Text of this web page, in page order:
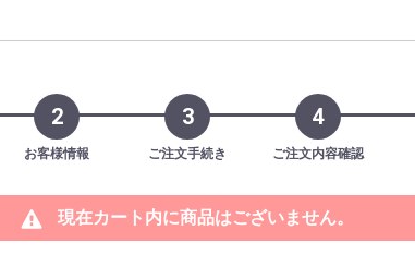
2
お客様情報
3
ご注文手続き
4
ご注文内容確認
現在カート内に商品はございません。